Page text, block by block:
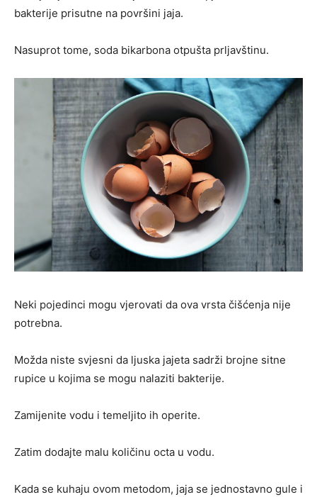
bakterije prisutne na površini jaja.
Nasuprot tome, soda bikarbona otpušta prljavštinu.
Neki pojedinci mogu vjerovati da ova vrsta čišćenja nije
potrebna.
Možda niste svjesni da ljuska jajeta sadrži brojne sitne
rupice u kojima se mogu nalaziti bakterije.
Zamijenite vodu i temeljito ih operite.
Zatim dodajte malu količinu octa u vodu.
Kada se kuhaju ovom metodom, jaja se jednostavno gule i